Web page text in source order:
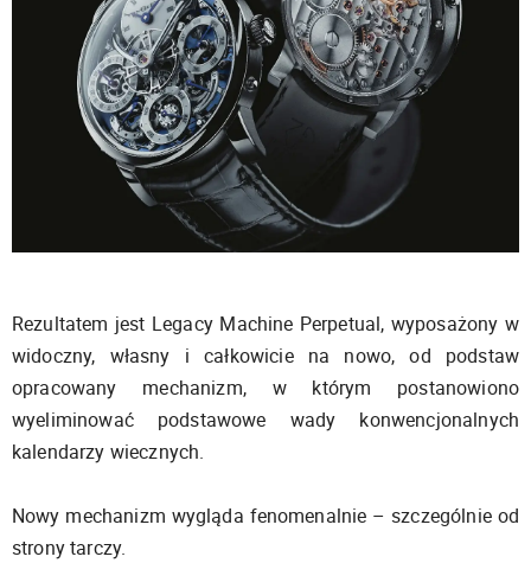
Rezultatem jest Legacy Machine Perpetual, wyposażony w
widoczny, własny i całkowicie na nowo, od podstaw
opracowany mechanizm, w którym postanowiono
wyeliminować podstawowe wady konwencjonalnych
kalendarzy wiecznych.
Nowy mechanizm wygląda fenomenalnie – szczególnie od
strony tarczy.